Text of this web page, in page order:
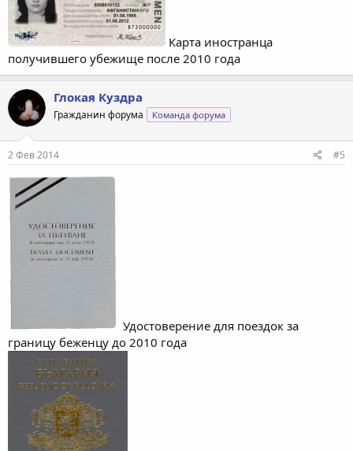
Карта иностранца
получившего убежище после 2010 года
Глокая Куздра
Гражданин форума Команда форума
2 Фев 2014 #5
Удостоверение для поездок за
границу беженцу до 2010 года